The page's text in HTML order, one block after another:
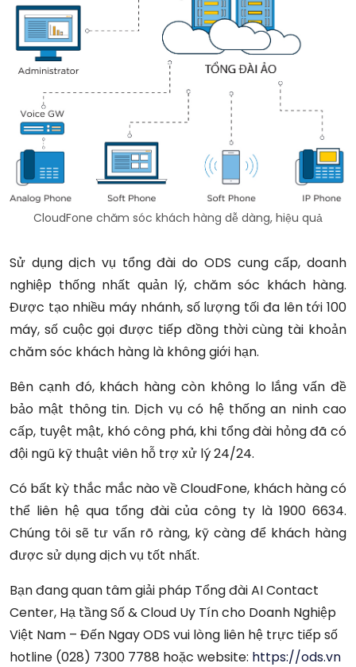
CloudFone chăm sóc khách hàng dễ dàng, hiệu quả
Sử dụng dịch vụ tổng đài do ODS cung cấp, doanh
nghiệp thống nhất quản lý, chăm sóc khách hàng.
Được tạo nhiều máy nhánh, số lượng tối đa lên tới 100
máy, số cuộc gọi được tiếp đồng thời cùng tài khoản
chăm sóc khách hàng là không giới hạn.
Bên cạnh đó, khách hàng còn không lo lắng vấn đề
bảo mật thông tin. Dịch vụ có hệ thống an ninh cao
cấp, tuyệt mật, khó công phá, khi tổng đài hỏng đã có
đội ngũ kỹ thuật viên hỗ trợ xử lý 24/24.
Có bất kỳ thắc mắc nào về CloudFone, khách hàng có
thể liên hệ qua tổng đài của công ty là 1900 6634.
Chúng tôi sẽ tư vấn rõ ràng, kỹ càng để khách hàng
được sử dụng dịch vụ tốt nhất.
Bạn đang quan tâm giải pháp Tổng đài AI Contact
Center, Hạ tầng Số & Cloud Uy Tín cho Doanh Nghiệp
Việt Nam – Đến Ngay ODS vui lòng liên hệ trực tiếp số
hotline (028) 7300 7788 hoặc website: https://ods.vn